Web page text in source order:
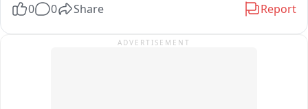
হেলমেট ছাড়া বাইক চালাতে দেখলেই সেই বাইক আরোহীর দিকে ছুটে যাচ্ছেন
যমরাজ? যে কোনও মুহূর্তে তোমার বাড়িতে পৌঁছে যেতে পারি!” এরপরই শুরু হচ্ছে
2023 की भर्ती प्रक्रिया की तर्ज पर भर्ती की मांग भर्ती नियमों में बदलाव नहीं
बाहर संविदा कर्मी कर रहे विरोध
0 0 Share Report
ADVERTISEMENT